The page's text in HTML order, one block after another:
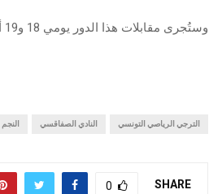
وستُجرى مقابلات هذا الدور يومي 18 و19 أفريل 2026.
الترجي الرياصي التونسي النادي الصفاقسي
SHARE
0